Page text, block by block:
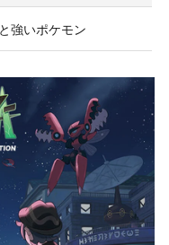
強いポケモン